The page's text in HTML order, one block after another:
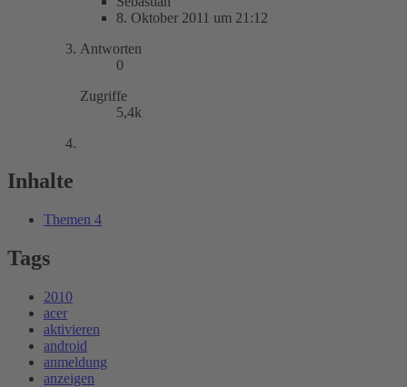
8. Oktober 2011 um 21:12
Antworten
0
Zugriffe
5,4k
Inhalte
Themen 4
Tags
2010
acer
aktivieren
android
anmeldung
anzeigen